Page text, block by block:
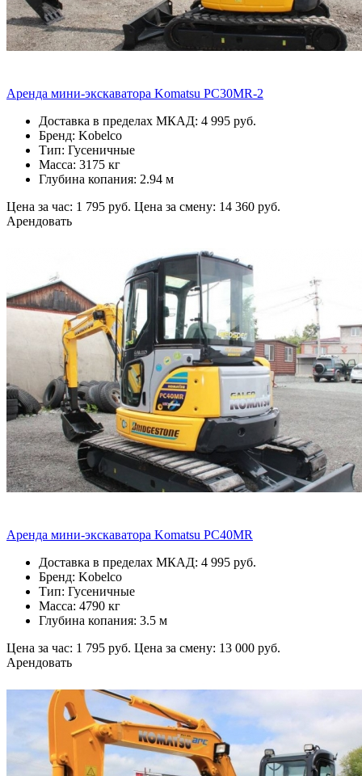
Аренда мини-экскаватора Komatsu PC30MR-2
Доставка в пределах МКАД: 4 995 руб.
Бренд: Kobelco
Тип: Гусеничные
Масса: 3175 кг
Глубина копания: 2.94 м
Цена за час: 1 795 руб. Цена за смену: 14 360 руб.
Арендовать
Аренда мини-экскаватора Komatsu PC40MR
Доставка в пределах МКАД: 4 995 руб.
Бренд: Kobelco
Тип: Гусеничные
Масса: 4790 кг
Глубина копания: 3.5 м
Цена за час: 1 795 руб. Цена за смену: 13 000 руб.
Арендовать